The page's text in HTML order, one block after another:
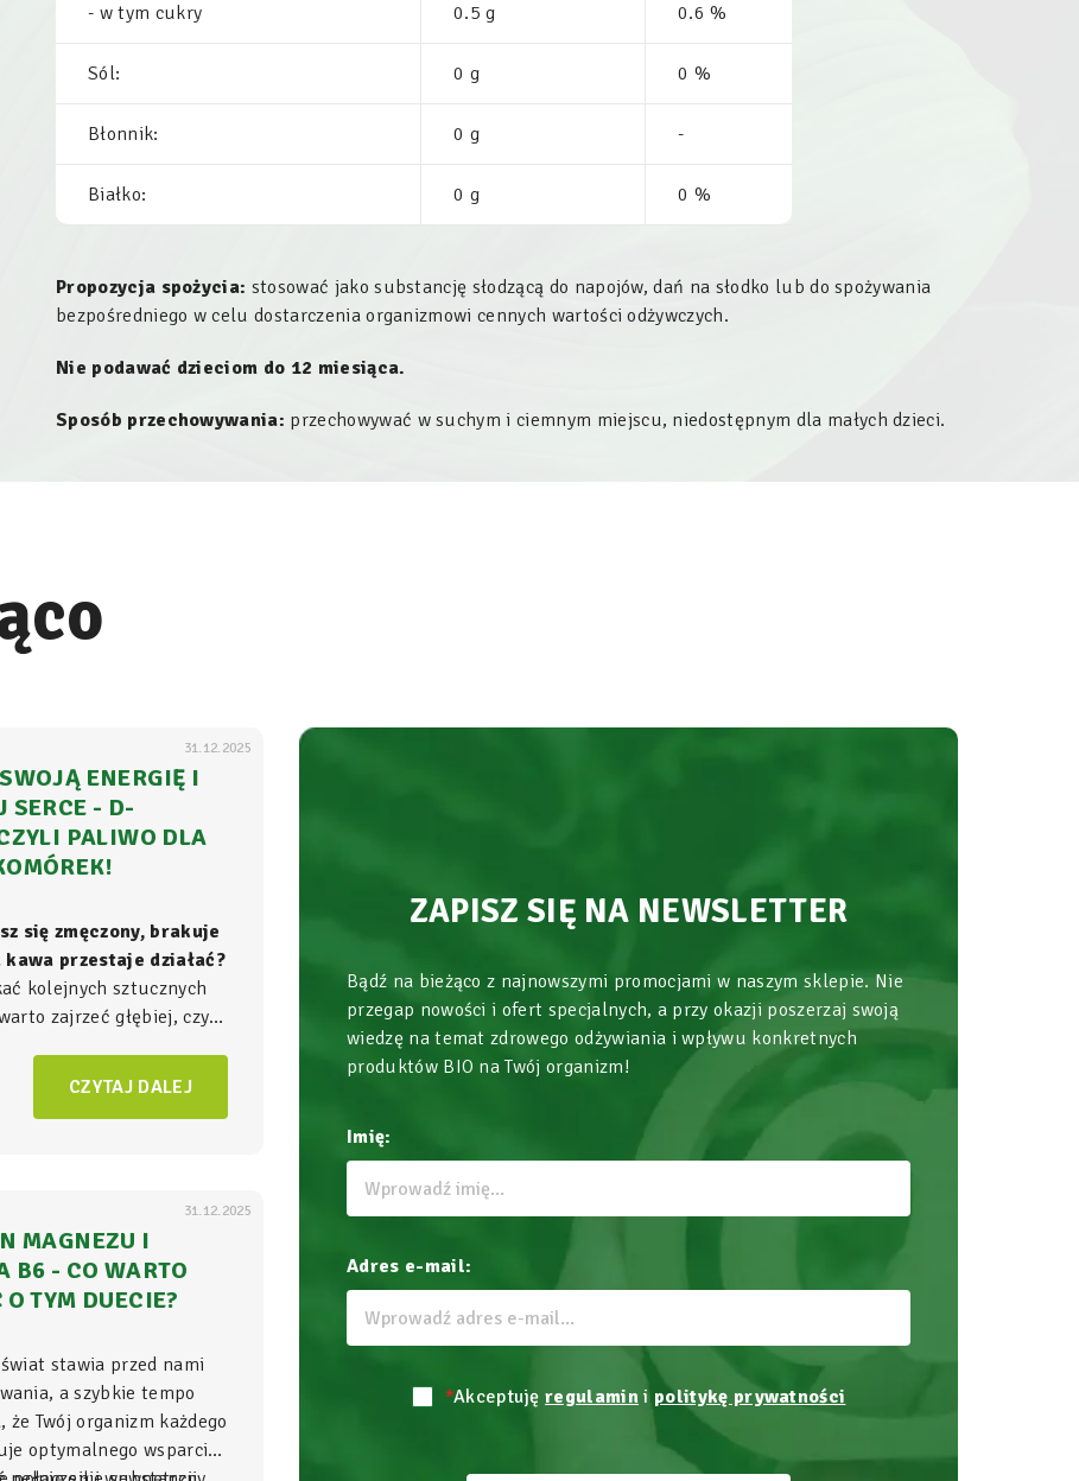
- w tym cukry 0.5 g 0.6 %
Sól: 0 g 0 %
Błonnik: 0 g -
Białko: 0 g 0 %
Propozycja spożycia: stosować jako substancję słodzącą do napojów, dań na słodko lub do spożywania
bezpośredniego w celu dostarczenia organizmowi cennych wartości odżywczych.
Nie podawać dzieciom do 12 miesiąca.
Sposób przechowywania: przechowywać w suchym i ciemnym miejscu, niedostępnym dla małych dzieci.
31.12.2025
ENERGIĘ I
SERCE - D-
PALIWO DLA
się zmęczony, brakuje
przestaje działać?
kolejnych sztucznych
zajrzeć głębiej, czyli
gdzie na poziomie
CZYTAJ DALEJ
31.12.2025
MAGNEZU I
B6 - CO WARTO
TYM DUECIE?
świat stawia przed nami
a szybkie tempo
że Twój organizm każdego
optymalnego wsparcia,
ZAPISZ SIĘ NA NEWSLETTER
Bądź na bieżąco z najnowszymi promocjami w naszym sklepie. Nie
przegap nowości i ofert specjalnych, a przy okazji poszerzaj swoją
wiedzę na temat zdrowego odżywiania i wpływu konkretnych
produktów BIO na Twój organizm!
Imię:
Adres e-mail:
*Akceptujęregulamin i politykę prywatności